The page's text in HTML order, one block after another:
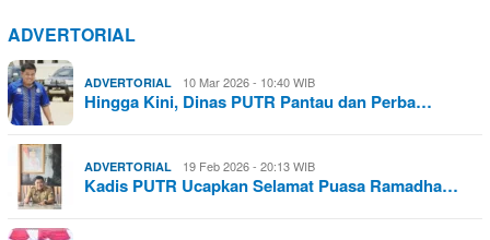
ADVERTORIAL
ADVERTORIAL 10 Mar 2026 - 10:40 WIB
Hingga Kini, Dinas PUTR Pantau dan Perba…
ADVERTORIAL 19 Feb 2026 - 20:13 WIB
Kadis PUTR Ucapkan Selamat Puasa Ramadha…